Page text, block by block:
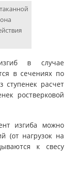
в случае
в сечениях по
ступенек расчет
ростверковой
изгиба можно
(от нагрузок на
к свесу